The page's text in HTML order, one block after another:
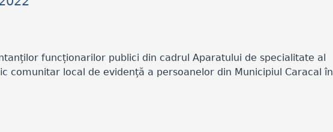
funcționarilor publici din cadrul Aparatului de specialitate al
comunitar local de evidență a persoanelor din Municipiul Caracal în